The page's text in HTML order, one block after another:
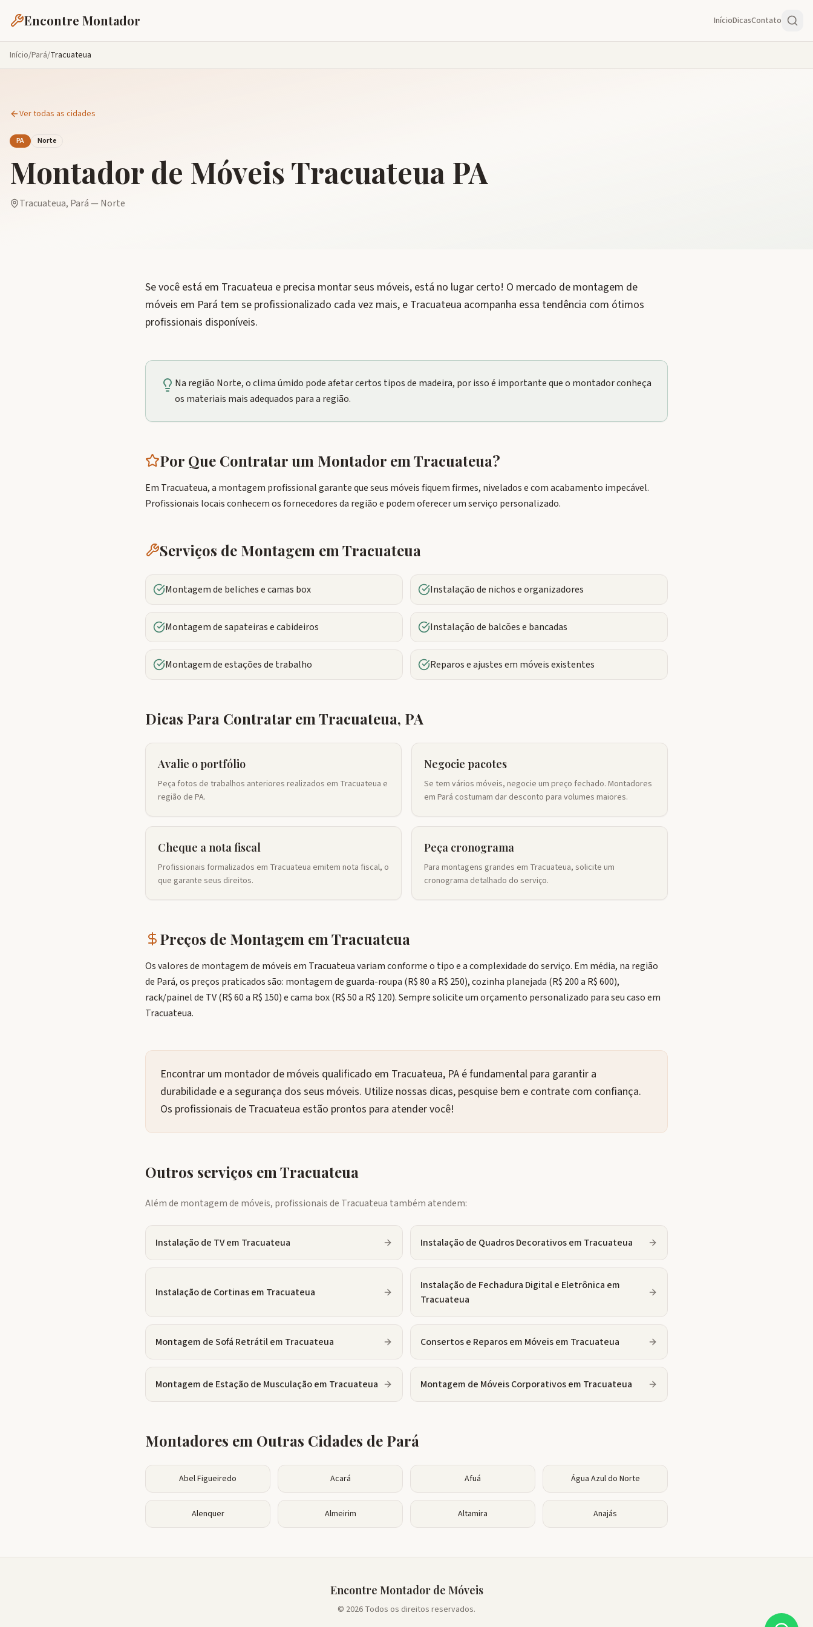
Encontre Montador InícioDicasContato
Início/Pará/Tracuateua
Ver todas as cidades
PA Norte
Montador de MóveisTracuateua PA
Tracuateua, Pará— Norte
Se você está em Tracuateua e precisa montar seus móveis, está no lugar certo! O mercado de montagem de
móveis em Pará tem se profissionalizado cada vez mais, e Tracuateua acompanha essa tendência com ótimos
profissionais disponíveis.
Na região Norte, o clima úmido pode afetar certos tipos de madeira, por isso é importante que o montador conheça
os materiais mais adequados para a região.
Por Que Contratar um Montador em Tracuateua?
Em Tracuateua, a montagem profissional garante que seus móveis fiquem firmes, nivelados e com acabamento impecável.
Profissionais locais conhecem os fornecedores da região e podem oferecer um serviço personalizado.
Serviços de Montagem em Tracuateua
Montagem de beliches e camas box Instalação de nichos e organizadores
Montagem de sapateiras e cabideiros Instalação de balcões e bancadas
Montagem de estações de trabalho Reparos e ajustes em móveis existentes
Dicas Para Contratar em Tracuateua, PA
Avalie o portfólio
Peça fotos de trabalhos anteriores realizados em Tracuateua e
região de PA.
Negocie pacotes
Se tem vários móveis, negocie um preço fechado. Montadores
em Pará costumam dar desconto para volumes maiores.
Cheque a nota fiscal
Profissionais formalizados em Tracuateua emitem nota fiscal, o
que garante seus direitos.
Peça cronograma
Para montagens grandes em Tracuateua, solicite um
cronograma detalhado do serviço.
Preços de Montagem em Tracuateua
Os valores de montagem de móveis em Tracuateua variam conforme o tipo e a complexidade do serviço. Em média, na região
de Pará, os preços praticados são: montagem de guarda-roupa (R$ 80 a R$ 250), cozinha planejada (R$ 200 a R$ 600),
rack/painel de TV (R$ 60 a R$ 150) e cama box (R$ 50 a R$ 120). Sempre solicite um orçamento personalizado para seu caso em
Tracuateua.
Encontrar um montador de móveis qualificado em Tracuateua, PA é fundamental para garantir a
durabilidade e a segurança dos seus móveis. Utilize nossas dicas, pesquise bem e contrate com confiança.
Os profissionais de Tracuateua estão prontos para atender você!
Outros serviços em Tracuateua
Além de montagem de móveis, profissionais de Tracuateua também atendem:
Instalação de TVem Tracuateua Instalação de Quadros Decorativosem Tracuateua
Instalação de Cortinasem Tracuateua
Instalação de Fechadura Digital e Eletrônica em
Tracuateua
Montagem de Sofá Retrátilem Tracuateua Consertos e Reparos em Móveisem Tracuateua
Montagem de Estação de Musculaçãoem Tracuateua Montagem de Móveis Corporativosem Tracuateua
Montadores em Outras Cidades de Pará
Abel Figueiredo Acará Afuá Água Azul do Norte
Alenquer Almeirim Altamira Anajás
Encontre Montador de Móveis
© 2026 Todos os direitos reservados.